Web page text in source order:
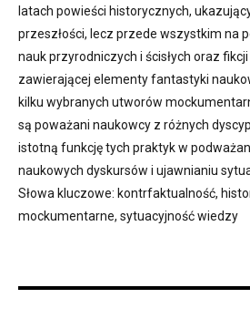
latach powieści historycznych,
przeszłości, lecz przede wszystkim na
nauk przyrodniczych i ścisłych oraz
zawierającej elementy fantastyki
kilku wybranych utworów
są poważani naukowcy z różnych
istotną funkcję tych praktyk w
naukowych dyskursów i ujawnianiu
Słowa kluczowe: kontrfaktualność,
mockumentarne, sytuacyjność wiedzy